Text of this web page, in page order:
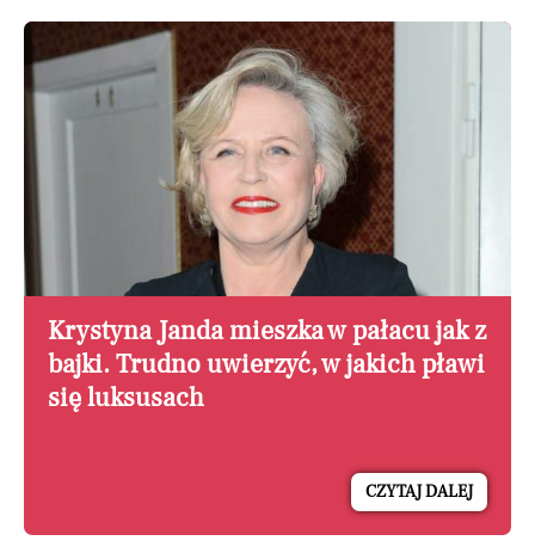
Krystyna Janda mieszka w pałacu jak z
bajki. Trudno uwierzyć, w jakich pławi
się luksusach
CZYTAJ DALEJ